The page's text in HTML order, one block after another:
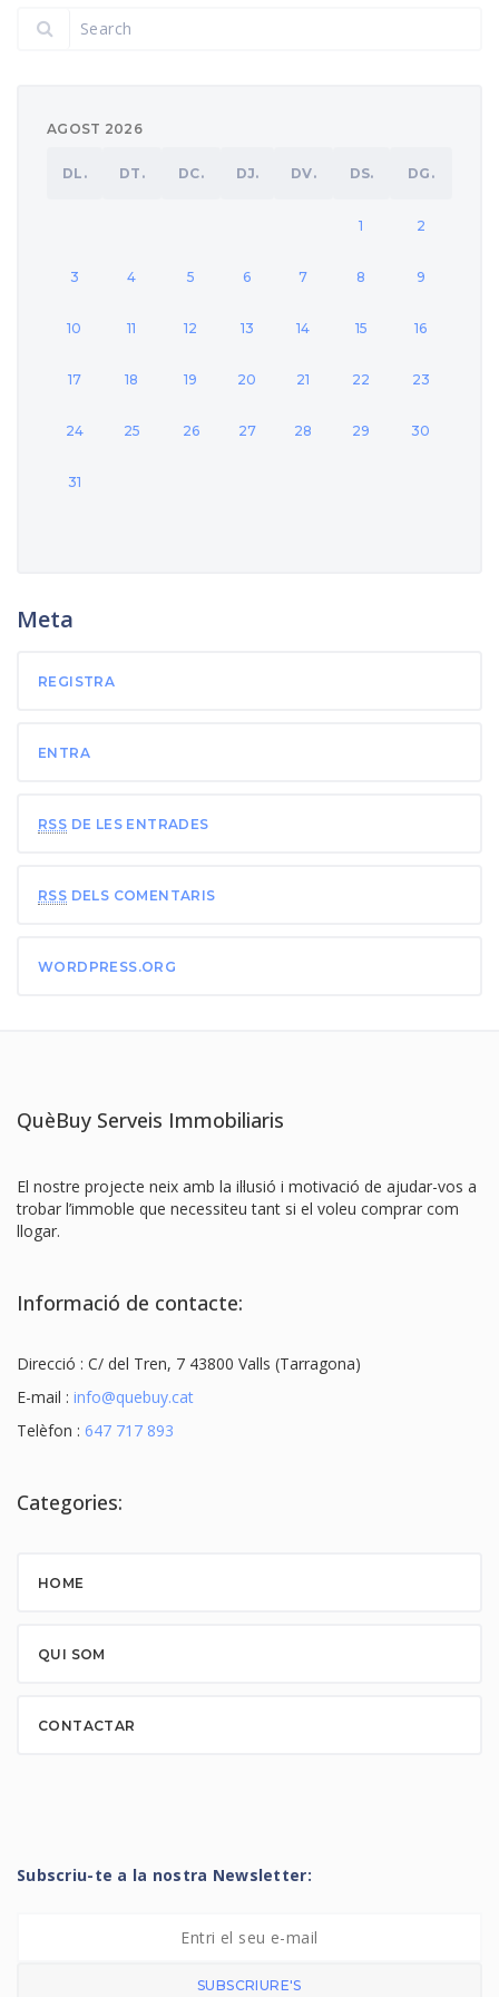
AGOST 2026
DL. DT. DC. DJ. DV. DS. DG.
1 2
3 4 5 6 7 8 9
10 11 12 13 14 15 16
17 18 19 20 21 22 23
24 25 26 27 28 29 30
31
Meta
REGISTRA
ENTRA
RSS DE LES ENTRADES
RSS DELS COMENTARIS
WORDPRESS.ORG
QuèBuy Serveis Immobiliaris
El nostre projecte neix amb la il·lusió i motivació de ajudar-vos a
trobar l’immoble que necessiteu tant si el voleu comprar com
llogar.
Informació de contacte:
Direcció : C/ del Tren, 7 43800 Valls (Tarragona)
E-mail : info@quebuy.cat
Telèfon : 647 717 893
Categories:
HOME
QUI SOM
CONTACTAR
Subscriu-te a la nostra Newsletter:
SUBSCRIURE'S